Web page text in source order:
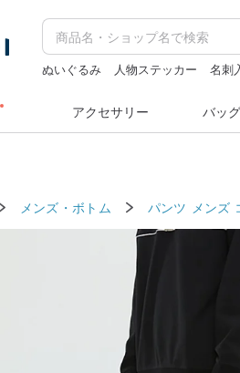
ぬいぐるみ 人物ステッカー 名刺
アクセサリー バッ
メンズ・ボトム パンツ メンズ